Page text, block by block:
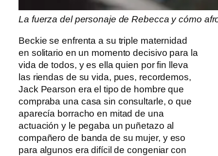
La fuerza del personaje de Rebecca y cómo
Beckie se enfrenta a su triple maternidad
en solitario en un momento decisivo para la
vida de todos, y es ella quien por fin lleva
las riendas de su vida, pues, recordemos,
Jack Pearson era el tipo de hombre que
compraba una casa sin consultarle, o que
aparecía borracho en mitad de una
actuación y le pegaba un puñetazo al
compañero de banda de su mujer, y eso
para algunos era difícil de congeniar con